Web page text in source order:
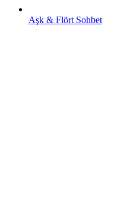
Aşk & Flört Sohbet